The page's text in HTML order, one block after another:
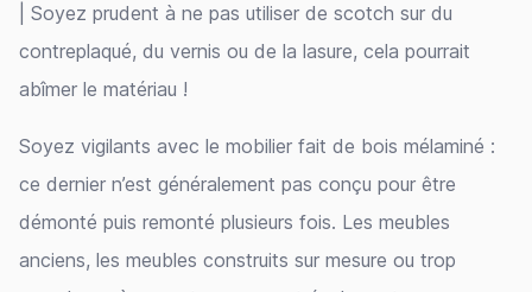
| Soyez prudent à ne pas utiliser de scotch sur du
contreplaqué, du vernis ou de la lasure, cela pourrait
abîmer le matériau !
Soyez vigilants avec le mobilier fait de bois mélaminé :
ce dernier n’est généralement pas conçu pour être
démonté puis remonté plusieurs fois. Les meubles
anciens, les meubles construits sur mesure ou trop